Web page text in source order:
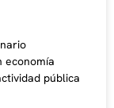
economía
pública